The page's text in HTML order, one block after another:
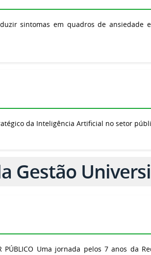
sintomas em quadros de ansiedade
da Inteligência Artificial no setor
Gestão
PÚBLICO Uma jornada pelos 7 anos